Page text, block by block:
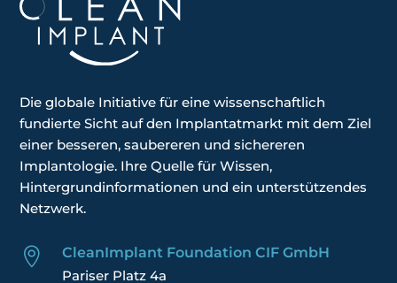
Die globale Initiative für eine wissenschaftlich
fundierte Sicht auf den Implantatmarkt mit dem Ziel
einer besseren, saubereren und sichereren
Implantologie. IhreQuelle für Wissen,
Hintergrundinformationen und ein unterstützendes
Netzwerk.

CleanImplant Foundation CIF GmbH
Pariser Platz 4a